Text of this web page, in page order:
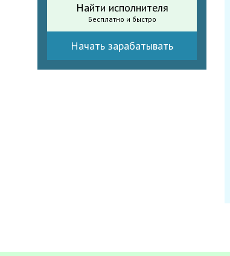
Найти исполнителя
Бесплатно и быстро
Начать зарабатывать